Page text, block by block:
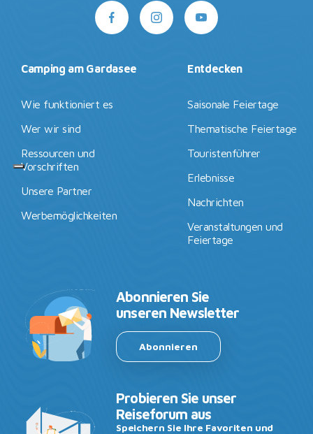
Camping am Gardasee
Wie funktioniert es
Wer wir sind
Ressourcen und
Vorschriften
Unsere Partner
Werbemöglichkeiten
Entdecken
Saisonale Feiertage
Thematische Feiertage
Touristenführer
Erlebnisse
Nachrichten
Veranstaltungen und
Feiertage
Abonnieren Sie
unseren Newsletter
Abonnieren
Probieren Sie unser
Reiseforum aus
Speichern Sie Ihre Favoriten und